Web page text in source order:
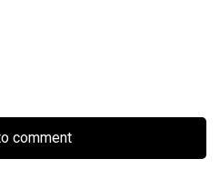
comment